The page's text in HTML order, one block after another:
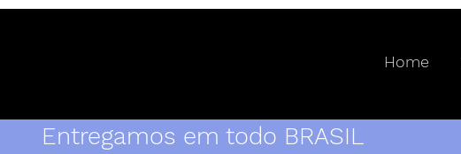
Home
Entregamos em todo BRASIL